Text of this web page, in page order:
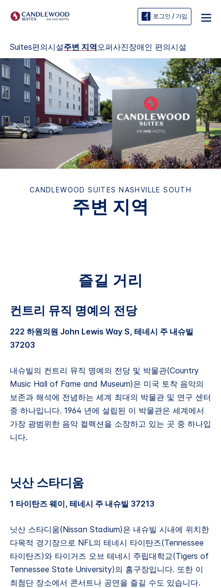
로그인 / 가입
Suites편의시설주변 지역오퍼사진장애인 편의시설
CANDLEWOOD SUITES NASHVILLE SOUTH
주변 지역
즐길 거리
컨트리 뮤직 명예의 전당
222 하원의원 John Lewis Way S, 테네시 주 내슈빌
37203
내슈빌의 컨트리 뮤직 명예의 전당 및 박물관(Country
Music Hall of Fame and Museum)은 미국 토착 음악의
보존과 해석에 전념하는 세계 최대의 박물관 및 연구 센터
중 하나입니다. 1964 년에 설립된 이 박물관은 세계에서
가장 광범위한 음악 컬렉션을 소장하고 있는 곳 중 하나입
니다.
닛산 스타디움
1 타이탄즈 웨이, 테네시 주 내슈빌 37213
닛산 스타디움(Nissan Stadium)은 내슈빌 시내에 위치한
다목적 경기장으로 NFL의 테네시 타이탄즈(Tennessee
타이탄즈)와 타이거즈 오브 테네시 주립대학교(Tigers of
Tennessee State University)의 홈구장입니다. 또한 이
최첨단 장소에서 콘서트나 공연을 즐길 수도 있습니다.